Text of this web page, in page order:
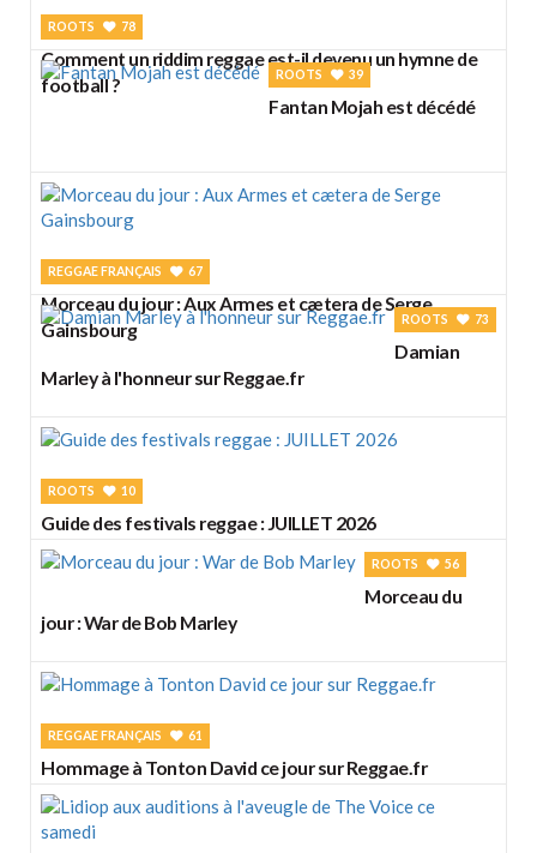
ROOTS 78
Comment un riddim reggae est-il devenu un hymne de
football ?
ROOTS 39
Fantan Mojah est décédé
REGGAE FRANÇAIS 67
Morceau du jour : Aux Armes et cætera de Serge
Gainsbourg
ROOTS 73
Damian
Marley à l'honneur sur Reggae.fr
ROOTS 10
Guide des festivals reggae : JUILLET 2026
ROOTS 56
Morceau du
jour : War de Bob Marley
REGGAE FRANÇAIS 61
Hommage à Tonton David ce jour sur Reggae.fr